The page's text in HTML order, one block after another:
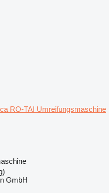
RO-TAI Umreifungsmaschine
GmbH